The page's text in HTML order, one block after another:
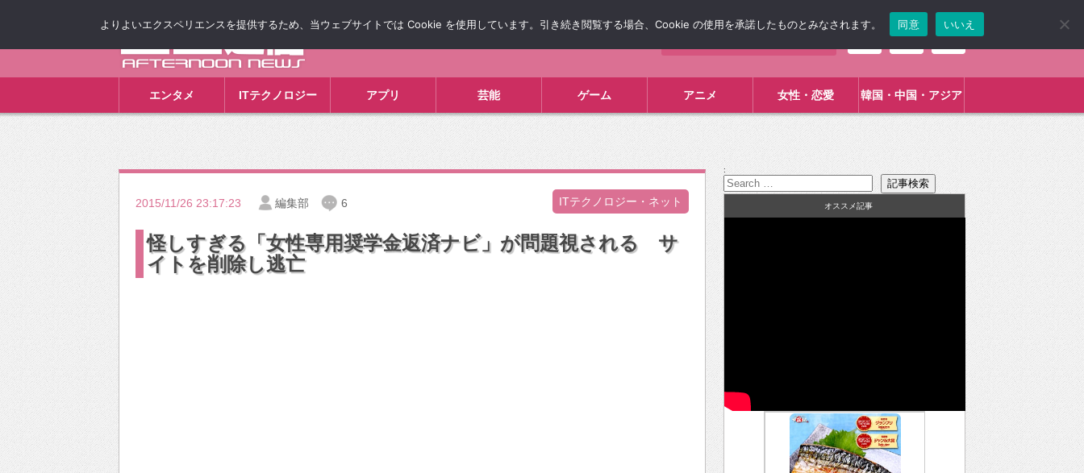
エンタメ ITテクノロジー アプリ 芸能 ゲーム アニメ 女性・恋愛 韓国・中国・アジア
2015/11/26 23:17:23 編集部 6 ITテクノロジー・ネット
怪しすぎる「女性専用奨学金返済ナビ」が問題視される サ
イトを削除し逃亡
:
オススメ記事
よりよいエクスペリエンスを提供するため、当ウェブサイトでは Cookie を使用しています。引き続き閲覧する場合、Cookie の使用を承諾したものとみなされます。 同意 いいえ